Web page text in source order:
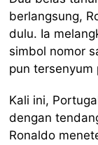
berlangsung,
dulu. Ia
simbol nomor
pun tersenyum
Kali ini,
dengan
Ronaldo